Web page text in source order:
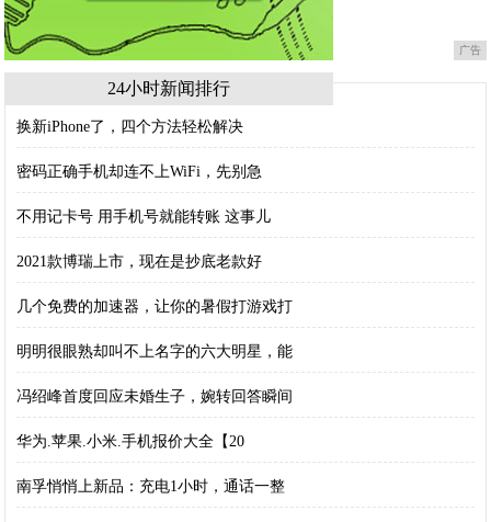
广告
24小时新闻排行
换新iPhone了，四个方法轻松解决
密码正确手机却连不上WiFi，先别急
不用记卡号 用手机号就能转账 这事儿
2021款博瑞上市，现在是抄底老款好
几个免费的加速器，让你的暑假打游戏打
明明很眼熟却叫不上名字的六大明星，能
冯绍峰首度回应未婚生子，婉转回答瞬间
华为.苹果.小米.手机报价大全【20
南孚悄悄上新品：充电1小时，通话一整